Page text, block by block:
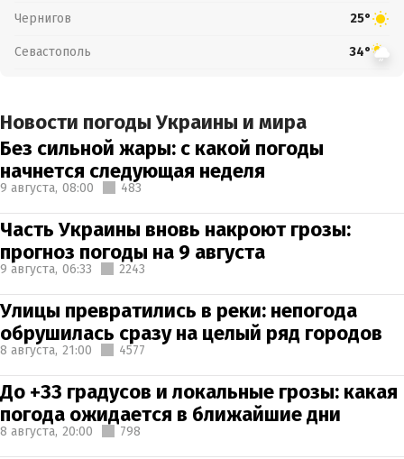
Чернигов 25°
Севастополь 34°
Новости погоды Украины и мира
Без сильной жары: с какой погоды
начнется следующая неделя
9 августа, 08:00 483
Часть Украины вновь накроют грозы:
прогноз погоды на 9 августа
9 августа, 06:33 2243
Улицы превратились в реки: непогода
обрушилась сразу на целый ряд городов
8 августа, 21:00 4577
До +33 градусов и локальные грозы: какая
погода ожидается в ближайшие дни
8 августа, 20:00 798